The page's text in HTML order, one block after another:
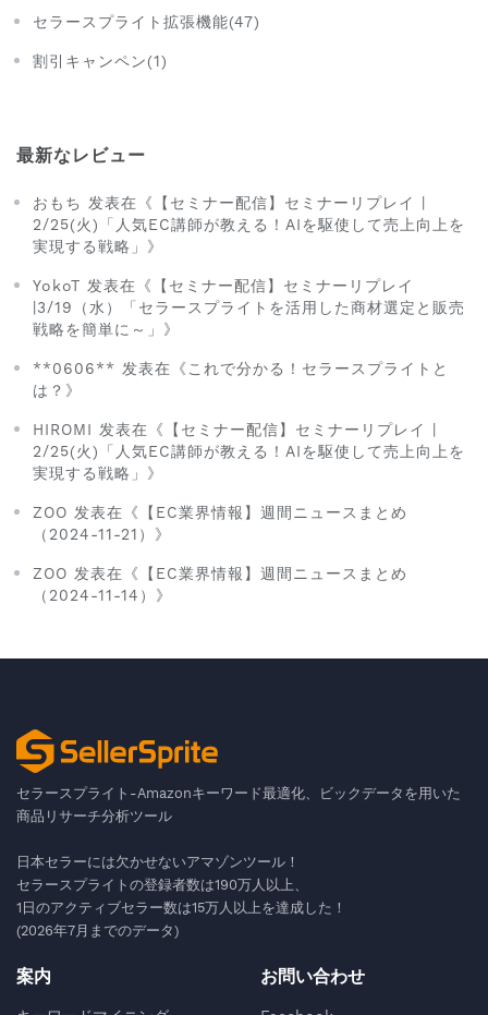
セラースプライト拡張機能(47)
割引キャンペン(1)
最新なレビュー
おもち 发表在《【セミナー配信】セミナーリプレイ |
2/25(火)「人気EC講師が教える！AIを駆使して売上向上を
実現する戦略」》
YokoT 发表在《【セミナー配信】セミナーリプレイ
|3/19（水）「セラースプライトを活用した商材選定と販売
戦略を簡単に～」》
**0606** 发表在《これで分かる！セラースプライトと
は？》
HIROMI 发表在《【セミナー配信】セミナーリプレイ |
2/25(火)「人気EC講師が教える！AIを駆使して売上向上を
実現する戦略」》
ZOO 发表在《【EC業界情報】週間ニュースまとめ
（2024-11-21）》
ZOO 发表在《【EC業界情報】週間ニュースまとめ
（2024-11-14）》
セラースプライト-Amazonキーワード最適化、ビックデータを用いた
商品リサーチ分析ツール
日本セラーには欠かせないアマゾンツール！
セラースプライトの登録者数は190万人以上、
1日のアクティブセラー数は15万人以上を達成した！
(2026年7月までのデータ)
案内 お問い合わせ